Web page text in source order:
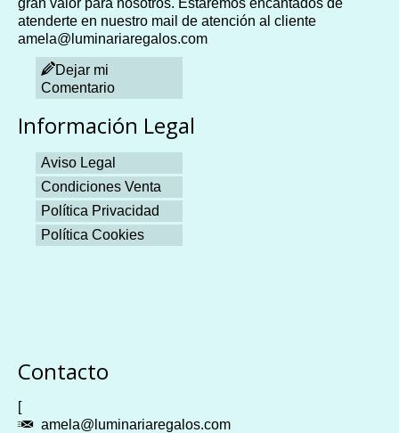
gran valor para nosotros. Estaremos encantados de
atenderte en nuestro mail de atención al cliente
amela@luminariaregalos.com
Dejar mi
Comentario
Información Legal
Aviso Legal
Condiciones Venta
Política Privacidad
Política Cookies
Contacto
[
amela@luminariaregalos.com